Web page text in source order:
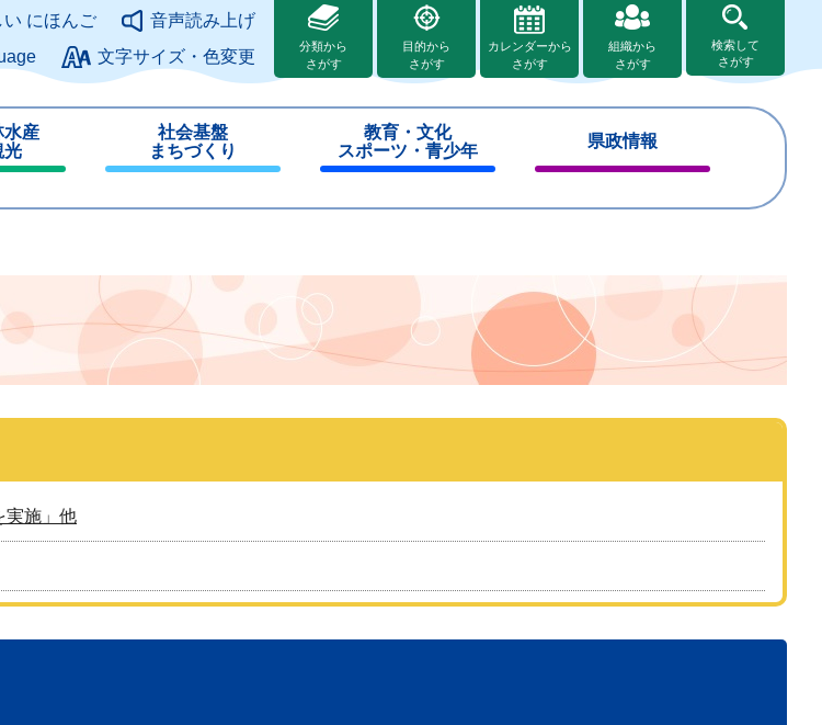
このページの本文へ
い にほんご
音声読み上げ
文字サイズ・色変更
分類から
さがす
目的から
さがす
カレンダーから
さがす
組織から
さがす
検索して
さがす
水産
光
社会基盤
まちづくり
じ
教育・文化
スポーツ・青少年
じ
県政情報
じ
実施」他